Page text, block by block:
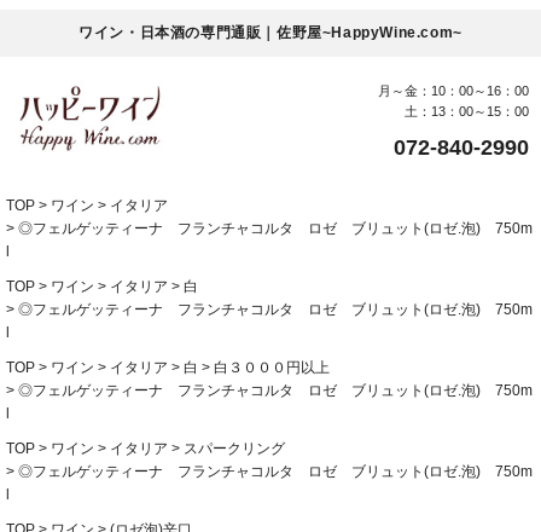
ワイン・日本酒の専門通販｜佐野屋~HappyWine.com~
月～金：10：00～16：00
土：13：00～15：00
072-840-2990
TOP ワイン
イタリア
◎フェルゲッティーナ フランチャコルタ ロゼ ブリュット(ロゼ.泡) 750m
TOP ワイン イタリア
白
◎フェルゲッティーナ フランチャコルタ ロゼ ブリュット(ロゼ.泡) 750m
TOP ワイン イタリア 白
白３０００円以上
◎フェルゲッティーナ フランチャコルタ ロゼ ブリュット(ロゼ.泡) 750m
TOP ワイン イタリア
スパークリング
◎フェルゲッティーナ フランチャコルタ ロゼ ブリュット(ロゼ.泡) 750m